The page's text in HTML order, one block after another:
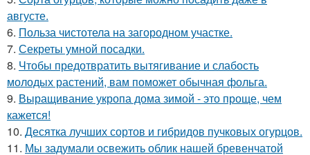
августе.
6. Польза чистотела на загородном участке.
7. Секреты умной посадки.
8. Чтобы предотвратить вытягивание и слабость
молодых растений, вам поможет обычная фольга.
9. Выращивание укропа дома зимой - это проще, чем
кажется!
10. Десятка лучших сортов и гибридов пучковых огурцов.
11. Мы задумали освежить облик нашей бревенчатой